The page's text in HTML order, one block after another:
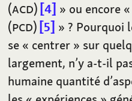
(ACD) 4 » ou encore «
(PCD) 5 » ? Pourquoi
se « centrer » sur
largement, n’y a-t-il
humaine quantité